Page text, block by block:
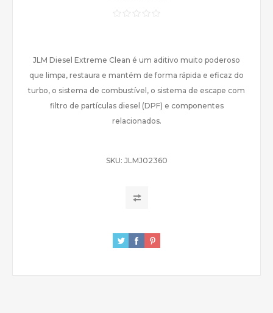
JLM Diesel Extreme Clean é um aditivo muito poderoso
que limpa, restaura e mantém de forma rápida e eficaz do
turbo, o sistema de combustível, o sistema de escape com
filtro de partículas diesel (DPF) e componentes
relacionados.
SKU: JLMJ02360